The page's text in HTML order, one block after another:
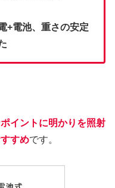
+電池、重さの安定
イントに明かりを照射
すめです。